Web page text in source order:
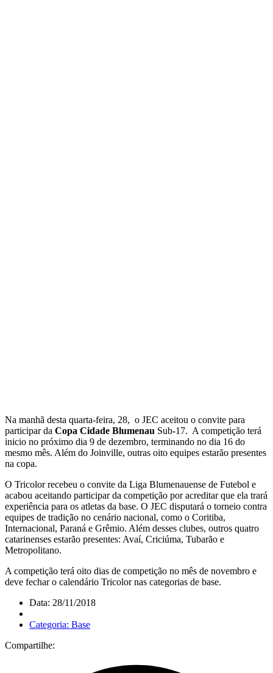
Na manhã desta quarta-feira, 28, o JEC aceitou o convite para
participar da Copa Cidade Blumenau Sub-17. A competição terá
inicio no próximo dia 9 de dezembro, terminando no dia 16 do
mesmo mês. Além do Joinville, outras oito equipes estarão presentes
na copa.
O Tricolor recebeu o convite da Liga Blumenauense de Futebol e
acabou aceitando participar da competição por acreditar que ela trará
experiência para os atletas da base. O JEC disputará o torneio contra
equipes de tradição no cenário nacional, como o Coritiba,
Internacional, Paraná e Grêmio. Além desses clubes, outros quatro
catarinenses estarão presentes: Avaí, Criciúma, Tubarão e
Metropolitano.
A competição terá oito dias de competição no mês de novembro e
deve fechar o calendário Tricolor nas categorias de base.
Data: 28/11/2018
Categoria: Base
Compartilhe: